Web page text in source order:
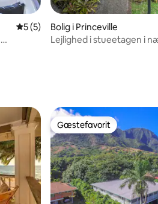
omtaler
5 ud af 5 i gennemsnitlig
5 (5)
Bolig i Princeville
Lejlighed i stueetagen i
Gæstefavorit
Gæstefavorit